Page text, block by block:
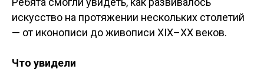
искусство на протяжении нескольких столетий
— от иконописи до живописи XIX–XX веков.
Что увидели